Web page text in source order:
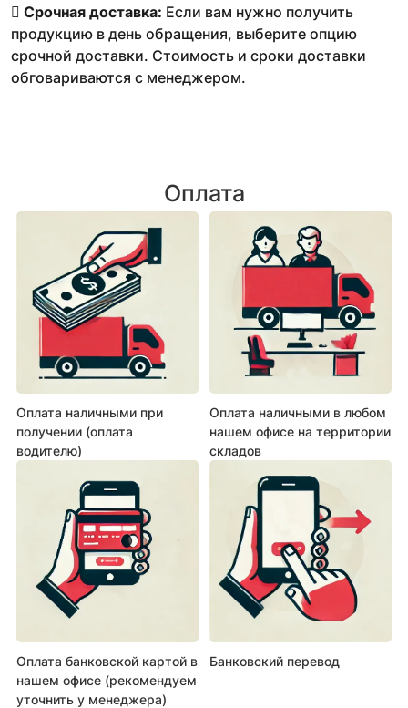
Срочная доставка: Если вам нужно получить
продукцию в день обращения, выберите опцию
срочной доставки. Стоимость и сроки доставки
обговариваются с менеджером.
Оплата
Оплата наличными при
получении (оплата
водителю)
Оплата наличными в любом
нашем офисе на территории
складов
Оплата банковской картой в
нашем офисе (рекомендуем
уточнить у менеджера)
Банковский перевод